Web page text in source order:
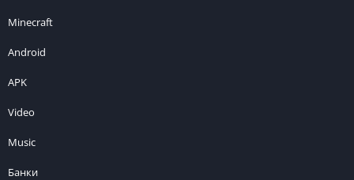
Minecraft
Android
APK
Video
Music
Банки